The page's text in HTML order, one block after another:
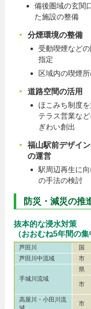
備後圏域の玄関
た施設の整備
分煙環境の整備
受動喫煙など
指定
区域内の喫煙
道路空間の活用
ほこみち制度
テラス営業な
ぎわい創出
福山駅前デザイ
の運営
駅周辺再生に
の手法の検討
防災・減災の推
抜本的な浸水対策
（おおむね5年間の
芦田川 国
芦田川中流域
市
手城川流域
県
市
高屋川・小田川流
市